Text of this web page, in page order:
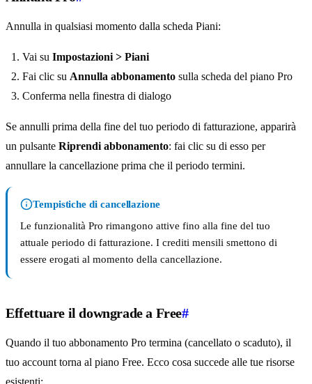
Annulla in qualsiasi momento dalla scheda Piani:
Vai su Impostazioni > Piani
Fai clic su Annulla abbonamento sulla scheda del piano Pro
Conferma nella finestra di dialogo
Se annulli prima della fine del tuo periodo di fatturazione, apparirà
un pulsante Riprendi abbonamento: fai clic su di esso per
annullare la cancellazione prima che il periodo termini.
Tempistiche di cancellazione
Le funzionalità Pro rimangono attive fino alla fine del tuo
attuale periodo di fatturazione. I crediti mensili smettono di
essere erogati al momento della cancellazione.
Effettuare il downgrade a Free#
Quando il tuo abbonamento Pro termina (cancellato o scaduto), il
tuo account torna al piano Free. Ecco cosa succede alle tue risorse
esistenti: